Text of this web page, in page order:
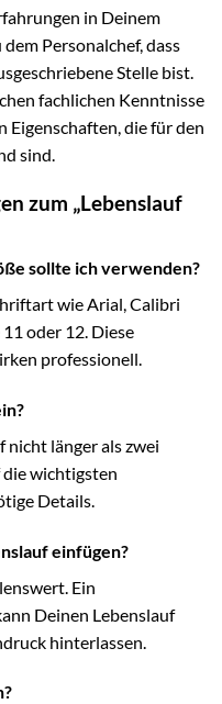
in Deinem
Personalchef, dass
Stelle bist.
fachlichen Kenntnisse
Eigenschaften, die für den
sind.
zum „Lebenslauf
sollte ich verwenden?
wie Arial, Calibri
oder 12. Diese
professionell.
nicht länger als zwei
die wichtigsten
Details.
einfügen?
Ein
Deinen Lebenslauf
hinterlassen.